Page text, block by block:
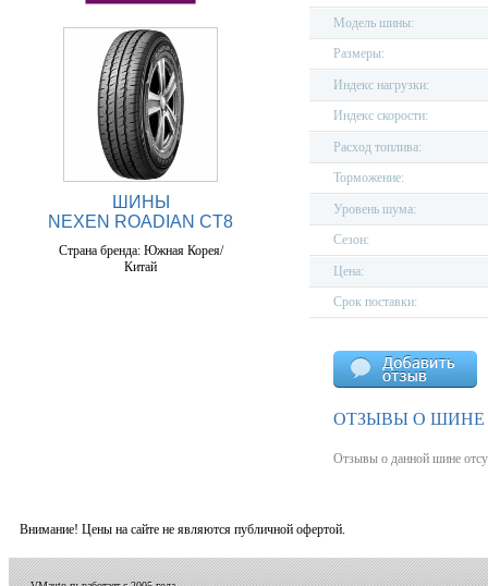
ШИНЫ
NEXEN ROADIAN CT8
Страна бренда: Южная Корея/
Китай
Модель шины:
Размеры:
Индекс нагрузки:
Индекс скорости:
Расход топлива:
Торможение:
Уровень шума:
Сезон:
Цена:
Срок поставки:
ОТЗЫВЫ О ШИНЕ
Отзывы о данной шине
Внимание! Цены на сайте не являются публичной офертой.